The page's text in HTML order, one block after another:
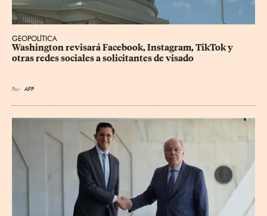
GEOPOLÍTICA
Washington revisará Facebook, Instagram, TikTok y
otras redes sociales a solicitantes de visado
Por AFP